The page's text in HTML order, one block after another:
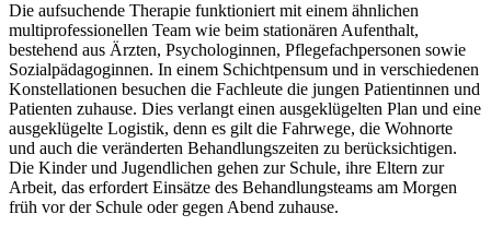
Die aufsuchende Therapie funktioniert mit einem ähnlichen
multiprofessionellen Team wie beim stationären Aufenthalt,
bestehend aus Ärzten, Psychologinnen, Pflegefachpersonen sowie
Sozialpädagoginnen. In einem Schicht­­pensum und in verschiedenen
Konstellationen besuchen die Fachleute die jungen Patientinnen und
Patienten zuhause. Dies verlangt einen ausgeklügelten Plan und eine
ausgeklügelte Logistik, denn es gilt die Fahrwege, die Wohnorte
und auch die veränderten Behandlungszeiten zu berücksichtigen.
Die Kinder und Jugendlichen gehen zur Schule, ihre Eltern zur
Arbeit, das erfordert Einsätze des Behandlungsteams am Morgen
früh vor der Schule oder gegen Abend zuhause.